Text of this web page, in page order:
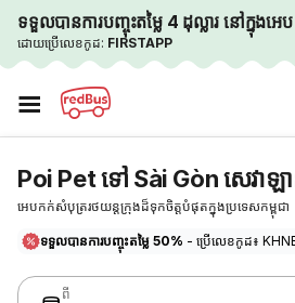
ទទួលបានការបញ្ចុះតម្លៃ 4 ដុល្លារ នៅក្នុងអ
ដោយប្រើលេខកូដ: FIRSTAPP
☰
Poi Pet ទៅ Sài Gòn សេវាឡ
អេបកក់សំបុត្ររថយន្តក្រុងដ៏ទុកចិត្តបំផុតក្នុងប្រទេសកម្ពុជា
ទទួលបានការបញ្ចុះតម្លៃ 50% - ប្រើលេខកូដ៖
ពី